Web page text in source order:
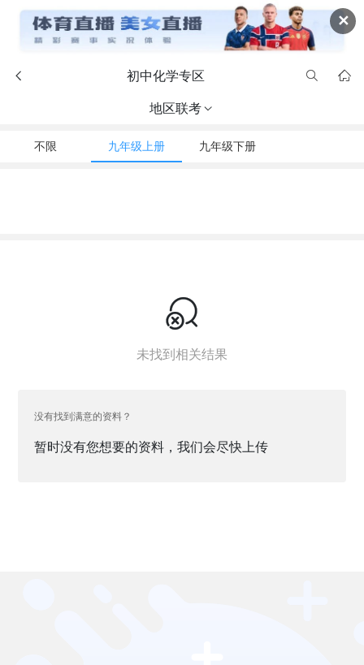
✕
 初中化学专区  
地区联考
不限 九年级上册 九年级下册

未找到相关结果
没有找到满意的资料？
暂时没有您想要的资料，我们会尽快上传